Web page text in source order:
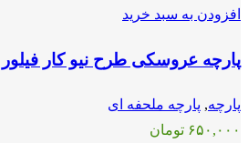
افزودن به سبد خرید
پارچه عروسکی طرح نیو کار
پارچه, پارچه ملحفه ای
۶۵۰,۰۰۰ تومان